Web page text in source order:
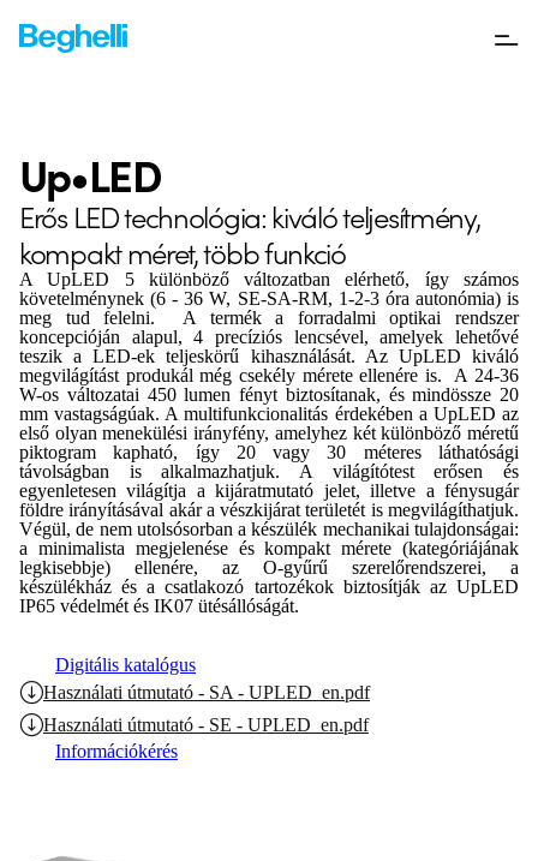
Up•LED
Erős LED technológia: kiváló teljesítmény,
kompakt méret, több funkció
A UpLED 5 különböző változatban elérhető, így számos
követelménynek (6 - 36 W, SE-SA-RM, 1-2-3 óra autonómia) is
meg tud felelni. A termék a forradalmi optikai rendszer
koncepcióján alapul, 4 precíziós lencsével, amelyek lehetővé
teszik a LED-ek teljeskörű kihasználását. Az UpLED kiváló
megvilágítást produkál még csekély mérete ellenére is. A 24-36
W-os változatai 450 lumen fényt biztosítanak, és mindössze 20
mm vastagságúak. A multifunkcionalitás érdekében a UpLED az
első olyan menekülési irányfény, amelyhez két különböző méretű
piktogram kapható, így 20 vagy 30 méteres láthatósági
távolságban is alkalmazhatjuk. A világítótest erősen és
egyenletesen világítja a kijáratmutató jelet, illetve a fénysugár
földre irányításával akár a vészkijárat területét is megvilágíthatjuk.
Végül, de nem utolsósorban a készülék mechanikai tulajdonságai:
a minimalista megjelenése és kompakt mérete (kategóriájának
legkisebbje) ellenére, az O-gyűrű szerelőrendszerei, a
készülékház és a csatlakozó tartozékok biztosítják az UpLED
IP65 védelmét és IK07 ütésállóságát.
Digitális katalógus
Használati útmutató - SA - UPLED_en.pdf
Használati útmutató - SE - UPLED_en.pdf
Információkérés